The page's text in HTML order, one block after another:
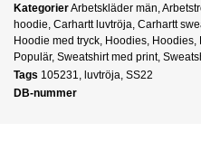
KategorierArbetskläder män
hoodie Carhartt luvtröja Carhartt
Hoodie med tryck Hoodies Hoodies
Populär, Sweatshirt med print,
Tags 105231 luvtröja SS22
DB-nummer